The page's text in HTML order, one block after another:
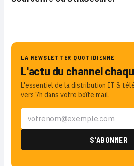
LA NEWSLETTER QUOTIDIENNE
L'actu du channel
L'essentiel de la distribution IT &
vers 7h dans votre boîte mail.